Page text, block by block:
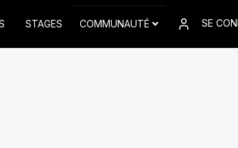
STAGES COMMUNAUTÉ SE